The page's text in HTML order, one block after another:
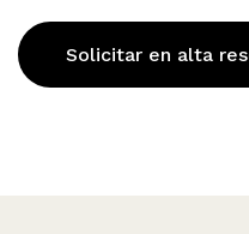
Solicitar en alta